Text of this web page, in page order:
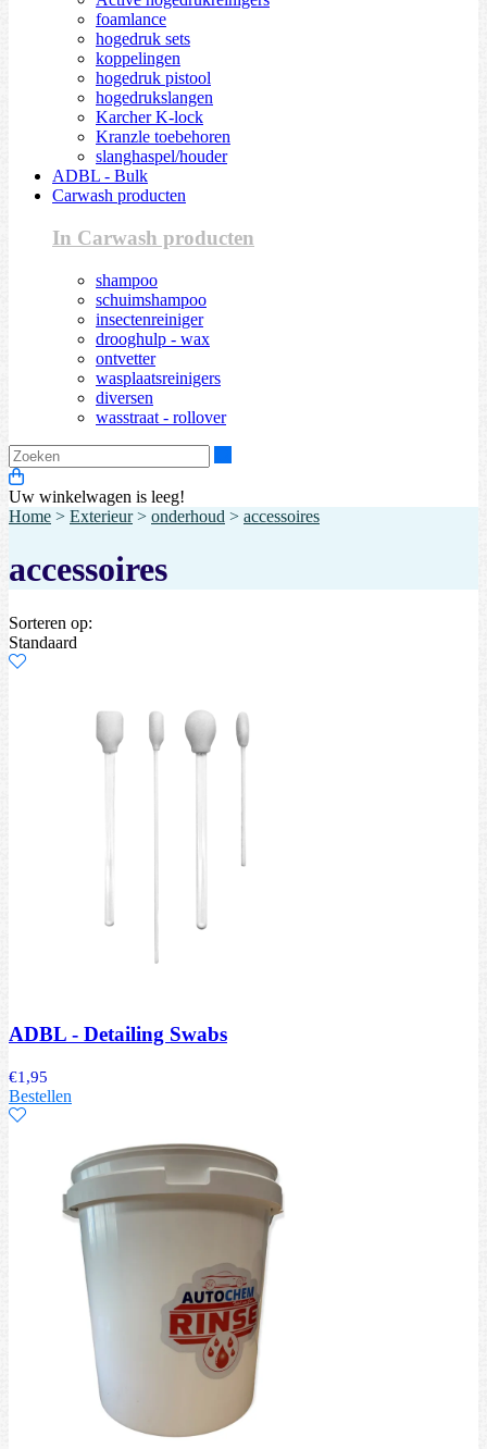
foamlance
hogedruk sets
koppelingen
hogedruk pistool
hogedrukslangen
Karcher K-lock
Kranzle toebehoren
slanghaspel/houder
ADBL - Bulk
Carwash producten
In Carwash producten
shampoo
schuimshampoo
insectenreiniger
drooghulp - wax
ontvetter
wasplaatsreinigers
diversen
wasstraat - rollover
Uw winkelwagen is leeg!
Home > Exterieur> onderhoud > accessoires
accessoires
Sorteren op:
Standaard
ADBL - Detailing Swabs
€1,95
Bestellen